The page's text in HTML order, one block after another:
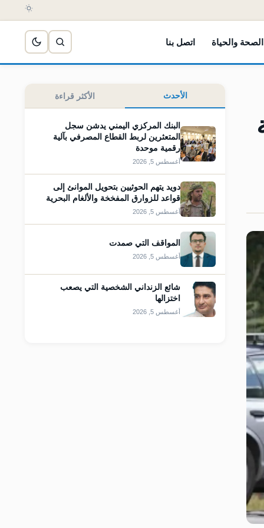
الصحة والحياة اتصل بنا
الأحدث الأكثر قراءة
البنك المركزي اليمني يدشن سجل
المتعثرين لربط القطاع المصرفي بآلية
رقمية موحدة
أغسطس 5, 2026
دويد يتهم الحوثيين بتحويل الموانئ إلى
قواعد للزوارق المفخخة والألغام البحرية
أغسطس 5, 2026
المواقف التي صمدت
أغسطس 5, 2026
شائع الزنداني الشخصية التي يصعب
اختزالها
أغسطس 5, 2026